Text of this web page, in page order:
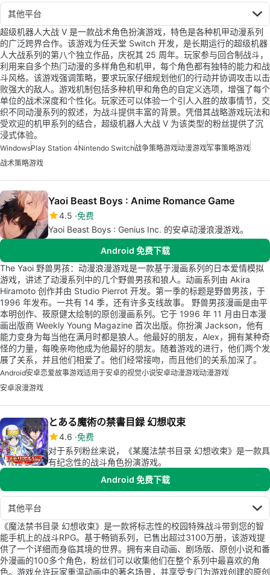
其他平台
超级机器人大战 V 是一款战术角色扮演游戏，特色是各种机甲动漫系列
的广泛跨界合作。该游戏为任天堂 Switch 开发，是长期运行的超级机器
人大战系列的第八个独立作品，庆祝其 25 周年。玩家参与回合制战斗，
利用来自多个热门动漫的多样角色和机甲，每个角色都有独特的能力和战
斗风格。该游戏强调策略，要求玩家仔细规划他们的行动并协调攻击以击
败强大的敌人。游戏机制包括多种机甲和角色的自定义选项，增强了每个
单位的战术深度和个性化。玩家还可以体验一个引人入胜的故事情节，交
织不同动漫系列的叙述，为战斗提供丰富的背景。凭借其战略游戏玩法和
受欢迎的机甲系列的结合，超级机器人大战 V 为该类型的粉丝提供了沉
浸式体验。
WindowsPlay Station 4Nintendo Switch战争策略游戏动漫游戏军事策略游戏
战术策略游戏
Yaoi Beast Boys : Anime Romance Game
4.5 免费
Yaoi Beast Boys : Genius Inc. 的安卓动漫浪漫游戏。
Android 免费下载
The Yaoi 野兽男孩：动漫浪漫游戏是一款基于漫画系列的日本爱情模拟
游戏，讲述了动漫系列中的几个野兽男孩和狼人。动画系列由 Akira
Hiramoto 创作并由 Studio Pierrot 开发。第一季的标题是野兽男孩，于
1996 年发布。一共有 14 季，还有许多支线故事。 野兽男孩漫画是由平
本明创作、筱原健太绘制的原创漫画系列。它于 1996 年 11 月由日本漫
画出版商 Weekly Young Magazine 首次出版。你扮演 Jackson，他有
能力变身为每当他在满月时都是狼人。他最好的朋友，Alex，拥有某种奇
怪的力量，每晚亲吻他成为他最好的朋友。随着游戏的进行，他们两个发
展了关系，并且他们相爱了。他们经常接吻，而且他们的关系加深了。
Android安卓恋爱故事游戏适用于安卓的视觉小说安卓动漫游戏动漫游戏
安卓浪漫游戏
とある魔術の禁書目録 幻想収束
4.6 免费
对于系列粉丝来说，《某魔法禁书目录 幻想收束》是一款具
有纪念性的战斗角色扮演游戏。
Android 免费下载
其他平台
《魔法禁书目录 幻想收束》是一款将标志性的校园特殊战斗带到您的智
能手机上的战斗RPG。基于畅销系列，已售出超过3100万册，该游戏提
供了一个详细而身临其境的世界。拥有来自动画、剧场版、原创小说和番
外漫画的100多个角色，粉丝们可以收集他们在整个系列中最喜欢的角
色。游戏允许玩家重温动画中的著名场景，并享受专门为游戏创建的原创